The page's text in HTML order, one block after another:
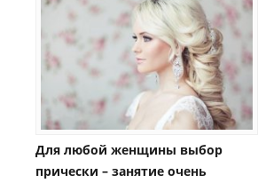
Для любой женщины выбор
прически – занятие очень